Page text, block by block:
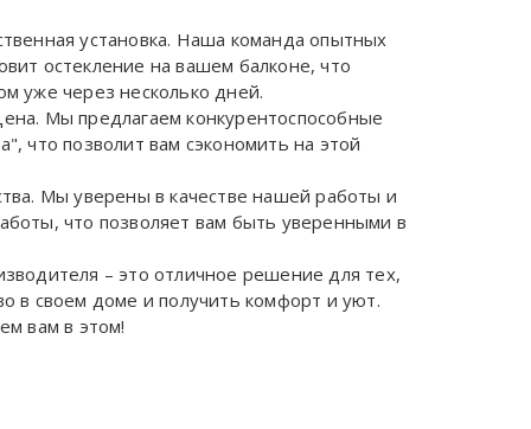
установка. Наша команда опытных
остекление на вашем балконе, что
уже через несколько дней.
Мы предлагаем конкурентоспособные
что позволит вам сэкономить на этой
Мы уверены в качестве нашей работы и
что позволяет вам быть уверенными в
– это отличное решение для тех,
в своем доме и получить комфорт и уют.
вам в этом!